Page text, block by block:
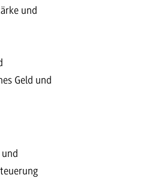
und
Geld und